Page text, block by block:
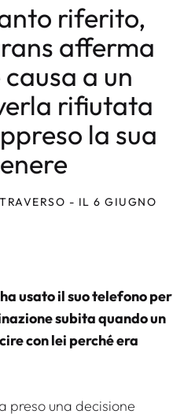
riferito,
afferma
a un
rifiutata
la sua
- IL 6 GIUGNO
usato il suo telefono per
subita quando un
con lei perché era
preso una decisione